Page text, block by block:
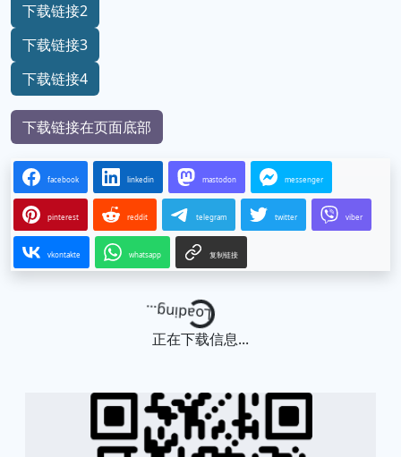
下载链接2
下载链接3
下载链接4
下载链接在页面底部
facebook linkedin mastodon messenger
pinterest reddit telegram twitter viber
vkontakte whatsapp 复制链接
Loading...
正在下载信息...